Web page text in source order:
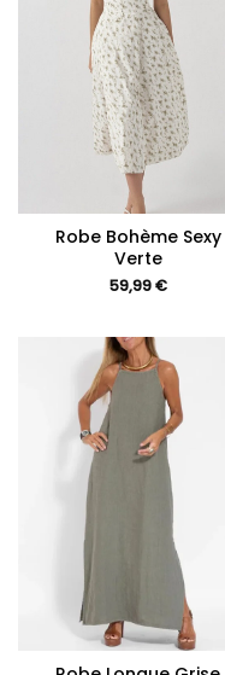
Robe Bohème Sexy
Verte
59,99€